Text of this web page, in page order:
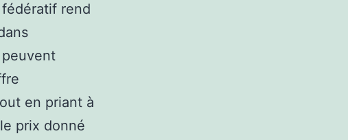
rend
peuvent
en priant à
prix donné